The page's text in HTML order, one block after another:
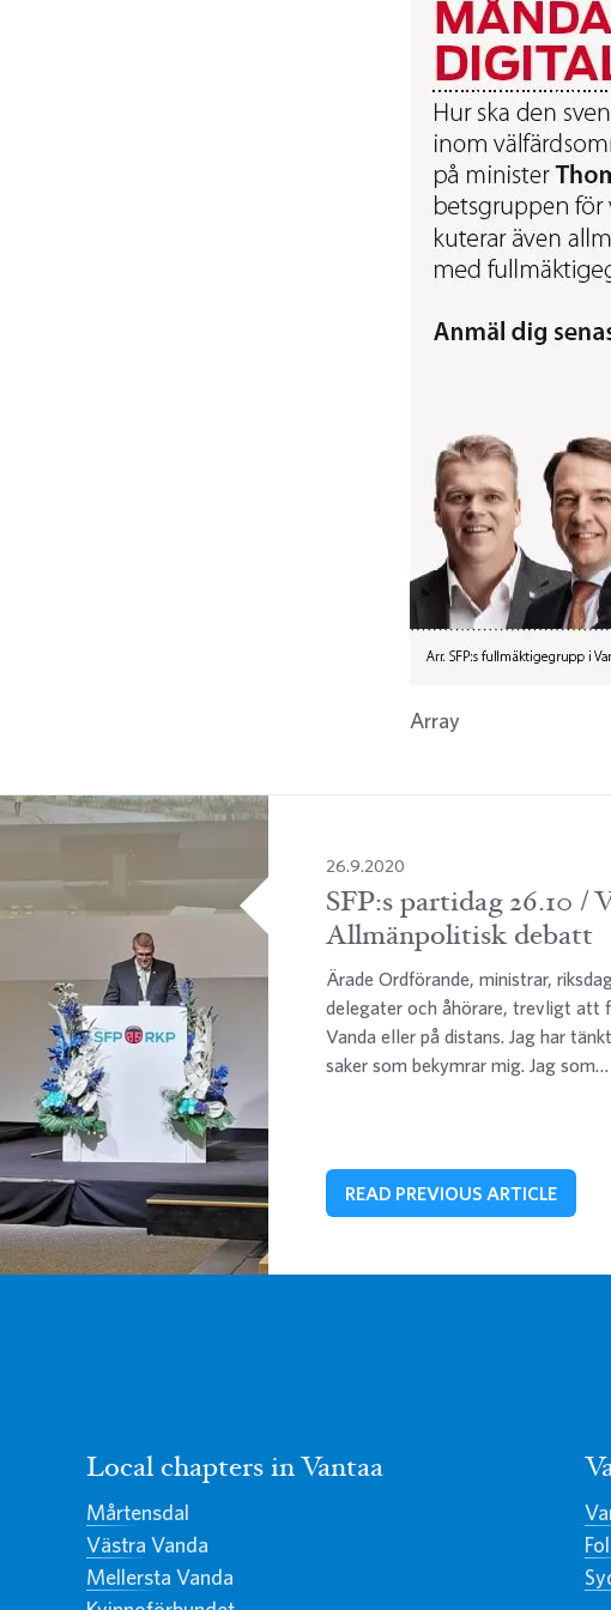
Array
26.9.2020
SFP:s partidag 26.10 /
Allmänpolitisk debatt
Ärade Ordförande, ministrar,
delegater och åhörare, trevligt att
Vanda eller på distans. Jag har
saker som bekymrar mig. Jag som…
READ PREVIOUS ARTICLE
Local chapters in Vantaa
Mårtensdal
Västra Vanda
Mellersta Vanda